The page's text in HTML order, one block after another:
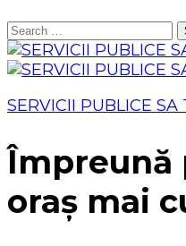
Search
for:
SERVICII PUBLICE SA
Împreună
oraș mai